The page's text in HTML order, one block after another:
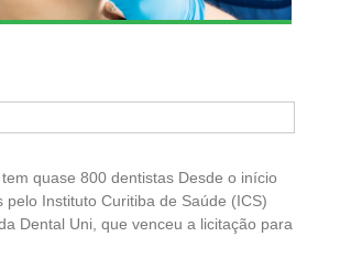
quase 800 dentistas Desde o início
Instituto Curitiba de Saúde (ICS)
Dental Uni, que venceu a licitação para